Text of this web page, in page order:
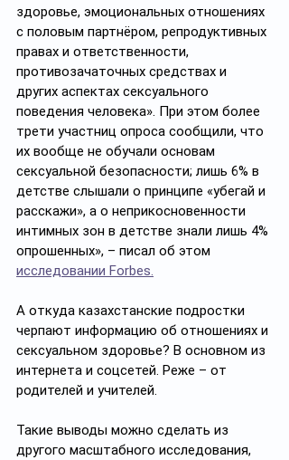
здоровье, эмоциональных отношениях
с половым партнёром, репродуктивных
правах и ответственности,
противозачаточных средствах и
других аспектах сексуального
поведения человека». При этом более
трети участниц опроса сообщили, что
их вообще не обучали основам
сексуальной безопасности; лишь 6% в
детстве слышали о принципе «убегай и
расскажи», а о неприкосновенности
интимных зон в детстве знали лишь 4%
опрошенных», – писал об этом
исследовании Forbes.
А откуда казахстанские подростки
черпают информацию об отношениях и
сексуальном здоровье? В основном из
интернета и соцсетей. Реже – от
родителей и учителей.
Такие выводы можно сделать из
другого масштабного исследования,